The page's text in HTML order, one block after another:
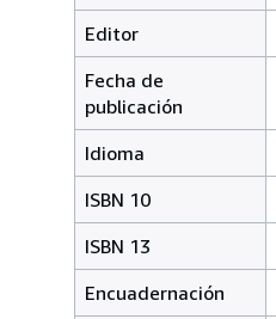
Editor
Fecha de
publicación
Idioma
ISBN 10
ISBN 13
Encuadernación